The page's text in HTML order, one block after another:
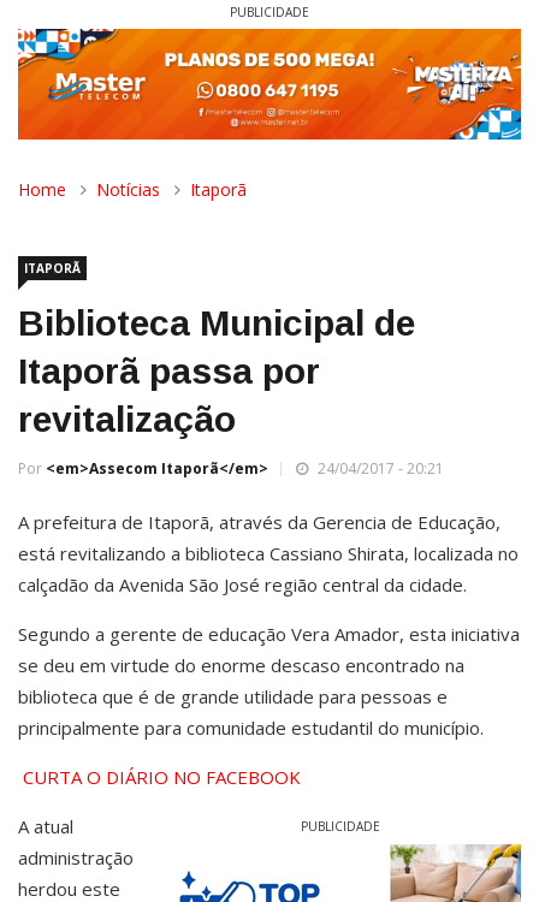
PUBLICIDADE
Home Notícias Itaporã
ITAPORÃ
Biblioteca Municipal de
Itaporã passa por
revitalização
Por <em>Assecom Itaporã</em> 24/04/2017 - 20:21
A prefeitura de Itaporã, através da Gerencia de Educação,
está revitalizando a biblioteca Cassiano Shirata, localizada no
calçadão da Avenida São José região central da cidade.
Segundo a gerente de educação Vera Amador, esta iniciativa
se deu em virtude do enorme descaso encontrado na
biblioteca que é de grande utilidade para pessoas e
principalmente para comunidade estudantil do município.
CURTA O DIÁRIO NO FACEBOOK
PUBLICIDADE
A atual
administração
herdou este